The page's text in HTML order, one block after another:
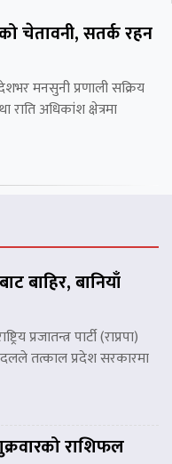
चेतावनी, सतर्क रहन
मनसुनी प्रणाली सक्रिय
अधिकांश क्षेत्रमा
बाहिर, बानियाँ
प्रजातन्त्र पार्टी (राप्रपा)
तत्काल प्रदेश सरकारमा
राशिफल